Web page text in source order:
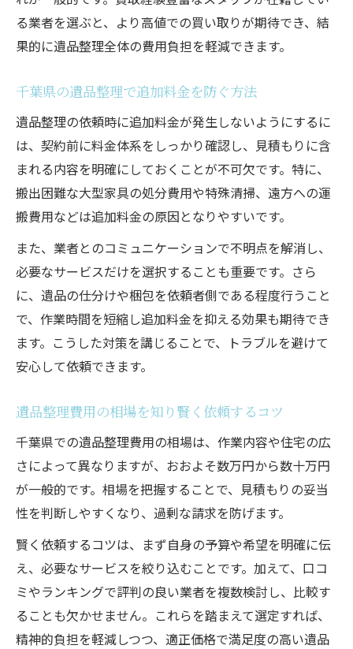
る業者を選ぶと、より高値での買い取りが期待でき、結
果的に遺品整理全体の費用負担を軽減できます。
千葉県の遺品整理で追加料金を防ぐ方法
遺品整理の依頼時に追加料金が発生しないようにするに
は、契約前に料金体系をしっかり確認し、見積もりに含
まれる内容を明確にしておくことが不可欠です。特に、
搬出困難な大型家具の処分費用や特殊清掃、遠方への運
搬費用などは追加料金の原因となりやすいです。
また、業者とのコミュニケーションで不明点を解消し、
必要なサービスだけを選択することも重要です。さら
に、遺品の仕分けや梱包を依頼者側である程度行うこと
で、作業時間を短縮し追加料金を抑える効果も期待でき
ます。こうした対策を講じることで、トラブルを避けて
安心して依頼できます。
遺品整理費用の相場を知り賢く依頼するコツ
千葉県での遺品整理費用の相場は、作業内容や住宅の広
さによって異なりますが、おおよそ数万円から数十万円
が一般的です。相場を把握することで、見積もりの妥当
性を判断しやすくなり、過剰な請求を防げます。
賢く依頼するコツは、まず自身の予算や希望を明確に伝
え、必要なサービスを絞り込むことです。加えて、口コ
ミやランキングで評判の良い業者を複数検討し、比較す
ることも欠かせません。これらを踏まえて選定すれば、
精神的負担を軽減しつつ、適正価格で満足度の高い遺品